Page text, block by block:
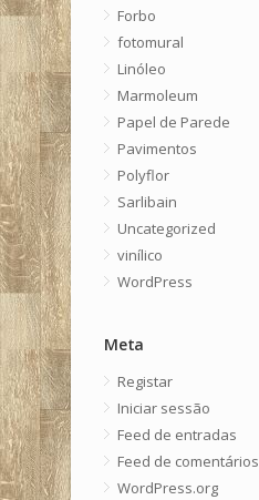
Forbo
fotomural
Linóleo
Marmoleum
Papel de Parede
Pavimentos
Polyflor
Sarlibain
Uncategorized
vinílico
WordPress
Meta
Registar
Iniciar sessão
Feed de entradas
Feed de comentários
WordPress.org